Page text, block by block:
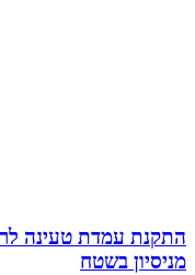
התקנת עמדת טעינה
מניסיון בשטח